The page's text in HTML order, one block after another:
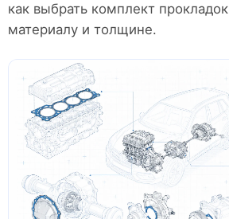
как выбрать комплект прокладок
материалу и толщине.